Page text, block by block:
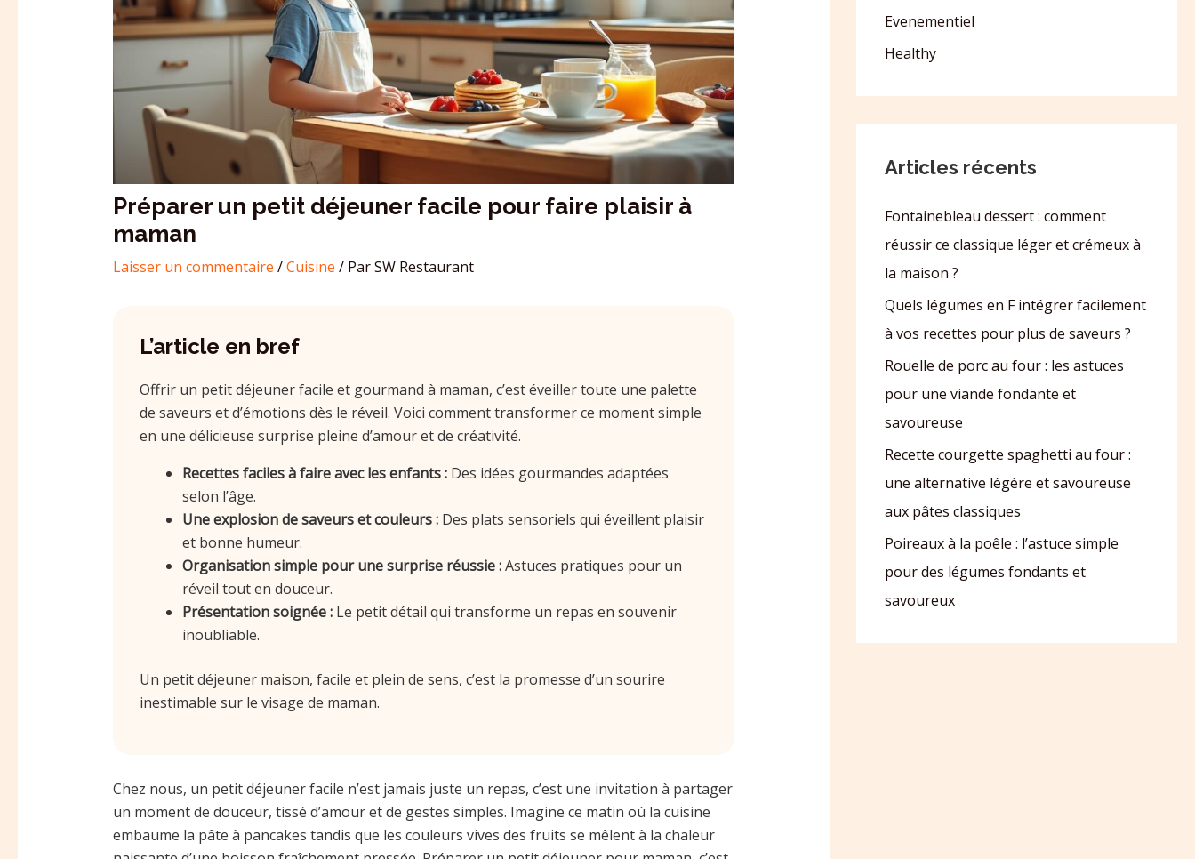
Préparer un petit déjeuner facile pour faire plaisir à
maman
Laisser un commentaire /Cuisine / ParSW Restaurant
L’article en bref
Offrir un petit déjeuner facile et gourmand à maman, c’est éveiller toute une palette
de saveurs et d’émotions dès le réveil. Voici comment transformer ce moment simple
en une délicieuse surprise pleine d’amour et de créativité.
Recettes faciles à faire avec les enfants :Des idées gourmandes adaptées
selon l’âge.
Une explosion de saveurs et couleurs :Des plats sensoriels qui éveillent plaisir
et bonne humeur.
Organisation simple pour une surprise réussie :Astuces pratiques pour un
réveil tout en douceur.
Présentation soignée :Le petit détail qui transforme un repas en souvenir
inoubliable.
Un petit déjeuner maison, facile et plein de sens, c’est la promesse d’un sourire
inestimable sur le visage de maman.
Chez nous, un petit déjeuner facile n’est jamais juste un repas, c’est une invitation à partager
un moment de douceur, tissé d’amour et de gestes simples. Imagine ce matin où la cuisine
embaume la pâte à pancakes tandis que les couleurs vives des fruits se mêlent à la chaleur
Evenementiel
Healthy
Articles récents
Fontainebleau dessert : comment
réussir ce classique léger et crémeux à
la maison ?
Quels légumes en F intégrer facilement
à vos recettes pour plus de saveurs ?
Rouelle de porc au four : les astuces
pour une viande fondante et
savoureuse
Recette courgette spaghetti au four :
une alternative légère et savoureuse
aux pâtes classiques
Poireaux à la poêle : l’astuce simple
pour des légumes fondants et
savoureux